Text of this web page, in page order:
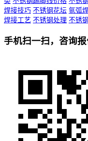
焊接技巧 不锈钢花坛 氩弧
焊接工艺 不锈钢处理 不锈
手机扫一扫，咨询报